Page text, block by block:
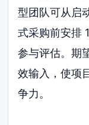
型团队可从启
式采购前安排
参与评估。期
效输入，使项
争力。